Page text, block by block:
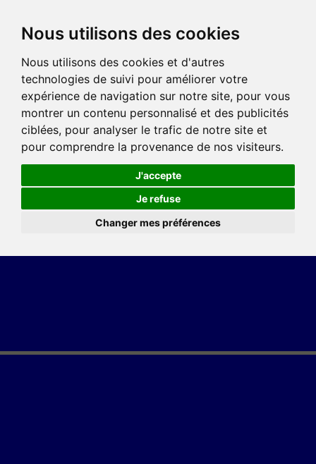
Nous utilisons des cookies
Nous utilisons des cookies et d'autres
technologies de suivi pour améliorer votre
expérience de navigation sur notre site, pour vous
montrer un contenu personnalisé et des publicités
ciblées, pour analyser le trafic de notre site et
pour comprendre la provenance de nos visiteurs.
J'accepte
Je refuse
Changer mes préférences